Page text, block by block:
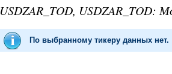
USDZAR_TOD,
По выбранному тикеру данных нет.